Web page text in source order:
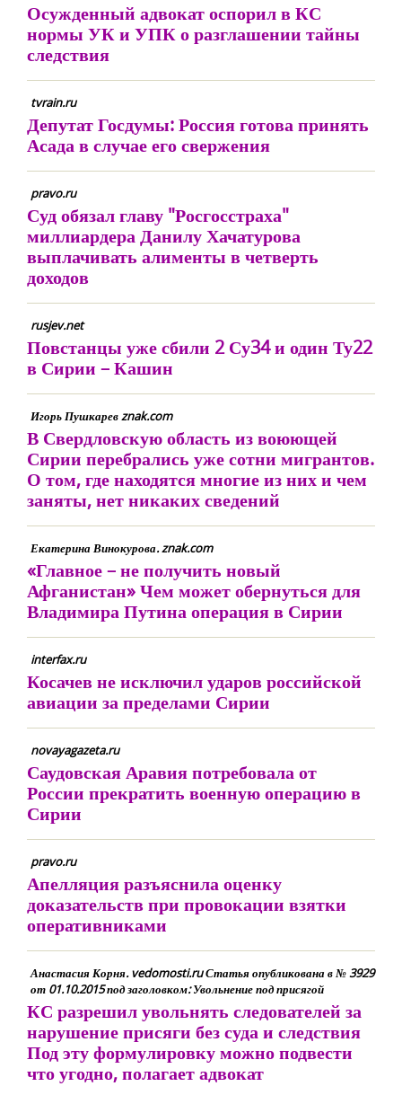
Осужденный адвокат оспорил в КС
нормы УК и УПК о разглашении тайны
следствия
tvrain.ru
Депутат Госдумы: Россия готова принять
Асада в случае его свержения
pravo.ru
Суд обязал главу "Росгосстраха"
миллиардера Данилу Хачатурова
выплачивать алименты в четверть
доходов
rusjev.net
Повстанцы уже сбили 2 Су34 и один Ту22
в Сирии – Кашин
Игорь Пушкарев znak.com
В Свердловскую область из воюющей
Сирии перебрались уже сотни мигрантов.
О том, где находятся многие из них и чем
заняты, нет никаких сведений
Екатерина Винокурова. znak.com
«Главное – не получить новый
Афганистан» Чем может обернуться для
Владимира Путина операция в Сирии
interfax.ru
Косачев не исключил ударов российской
авиации за пределами Сирии
novayagazeta.ru
Саудовская Аравия потребовала от
России прекратить военную операцию в
Сирии
pravo.ru
Апелляция разъяснила оценку
доказательств при провокации взятки
оперативниками
Анастасия Корня. vedomosti.ru Статья опубликована в № 3929
от 01.10.2015 под заголовком: Увольнение под присягой
КС разрешил увольнять следователей за
нарушение присяги без суда и следствия
Под эту формулировку можно подвести
что угодно, полагает адвокат